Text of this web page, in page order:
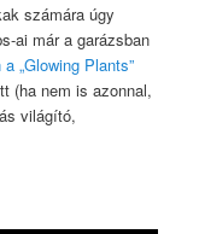
számára úgy
ai már a garázsban
„Glowing Plants”
(ha nem is azonnal,
világító,